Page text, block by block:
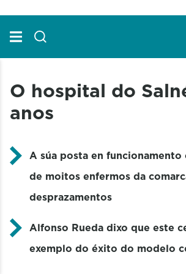
O hospital do
anos
A súa posta en funcionamento
de moitos enfermos da
desprazamentos
Alfonso Rueda dixo que este
exemplo do éxito do modelo